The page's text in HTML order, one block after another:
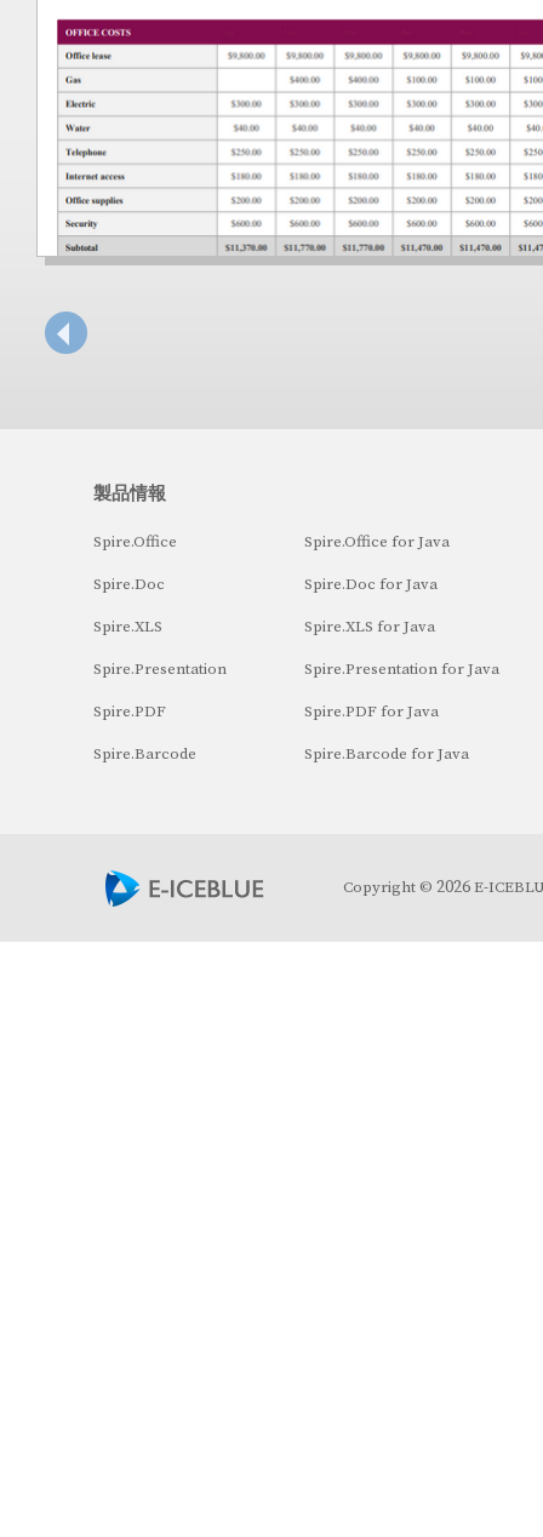
製品情報
Spire.Office
Spire.Doc
Spire.XLS
Spire.Presentation
Spire.PDF
Spire.Barcode
Spire.Office for Java
Spire.Doc for Java
Spire.XLS for Java
Spire.Presentation for Java
Spire.PDF for Java
Spire.Barcode for Java
Copyright © 2026E-